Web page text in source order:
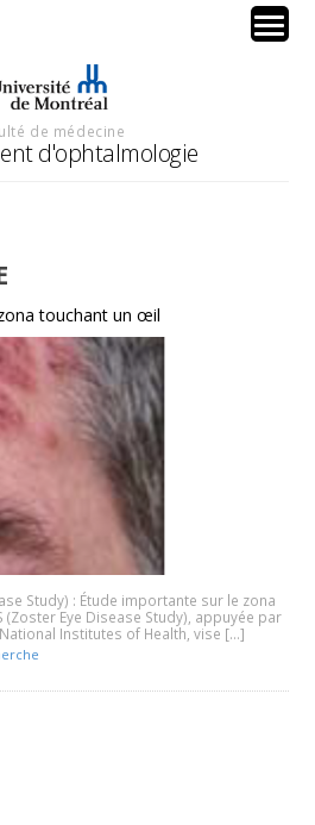
de médecine
d'ophtalmologie
touchant un œil
Study) : Étude importante sur le zona
(Zoster Eye Disease Study), appuyée par
Institutes of Health, vise […]